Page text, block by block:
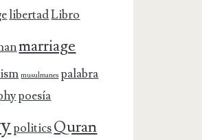
libertadLibro
marriage
musulmanes palabra
poesía
politicsQuran